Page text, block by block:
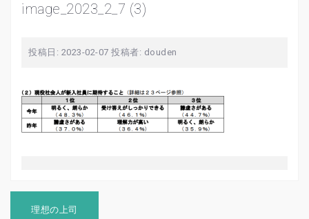
image_2023_2_7 (3)
投稿日: 2023-02-07 投稿者: douden
理想の上司